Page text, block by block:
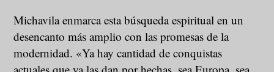
Michavila enmarca esta búsqueda espiritual en un
desencanto más amplio con las promesas de la
modernidad. «Ya hay cantidad de conquistas